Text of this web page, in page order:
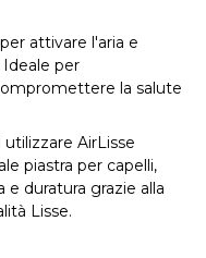
attivare l'aria e
Ideale per
la salute
AirLisse
piastra per capelli,
e duratura grazie alla
Lisse.